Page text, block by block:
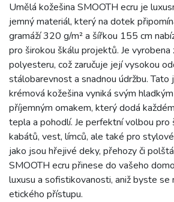
Umělá kožešina SMOOTH ecru je
jemný materiál, který na dotek
gramáží 320 g/m² a šířkou 155 cm
pro širokou škálu projektů. Je
polyesteru, což zaručuje její vysokou
stálobarevnost a snadnou údržbu. Tato
krémová kožešina vyniká svým
příjemným omakem, který dodá
tepla a pohodlí. Je perfektní volbou pro
kabátů, vest, límců, ale také pro
jako jsou hřejivé deky, přehozy či
SMOOTH ecru přinese do vašeho
luxusu a sofistikovanosti, aniž byste se
etického přístupu.